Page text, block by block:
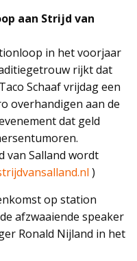
aan Strijd van
in het voorjaar
rijkt dat
Schaaf vrijdag een
overhandigen aan de
dat geld
van Salland wordt
)
op station
afzwaaiende speaker
Ronald Nijland in het